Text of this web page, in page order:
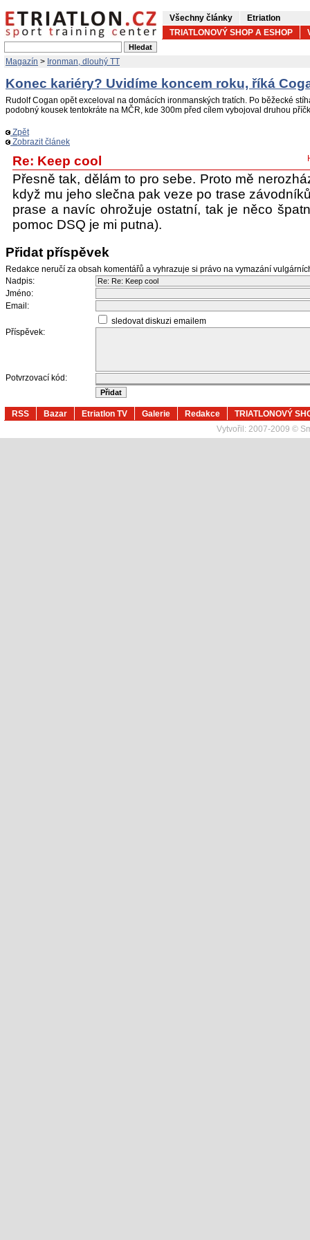
Všechny články
Etriatlon
TRIATLONOVÝ SHOP A ESHOP
Magazín > Ironman, dlouhý TT
Konec kariéry? Uvidíme koncem roku, říká
Rudolf Cogan opět exceloval na domácích ironmanských tratích. Po běžecké
podobný kousek tentokráte na MČR, kde 300m před cílem vybojoval druhou
Zpět
Zobrazit článek
Re: Keep cool
Přesně tak, dělám to pro sebe. Proto mě
když mu jeho slečna pak veze po trase
prase a navíc ohrožuje ostatní, tak je něco
pomoc DSQ je mi putna).
Přidat příspěvek
Redakce neručí za obsah komentářů a vyhrazuje si právo na vymazání
Nadpis:
Jméno:
Email:
sledovat diskuzi emailem
Příspěvek:
Potvrzovací kód:
RSS Bazar Etriatlon TV Galerie Redakce
TRIATLONOVÝ
Vytvořil: 2007-2009 ©